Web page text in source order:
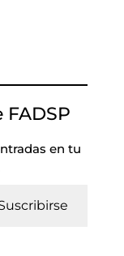
en tu